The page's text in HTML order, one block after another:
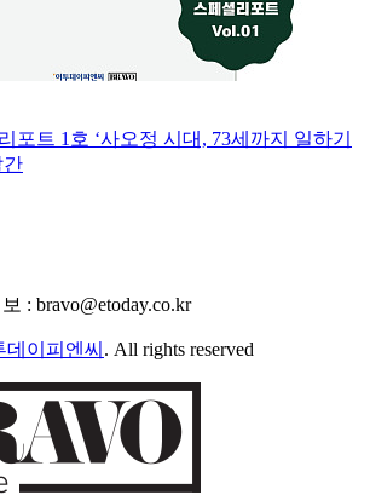
포트 1호 ‘사오정 시대, 73세까지 일하기
간
: bravo@etoday.co.kr
데이피엔씨 . All rights reserved